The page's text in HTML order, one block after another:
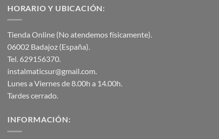
HORARIO Y UBICACIÓN:
Tienda Online (No atendemos físicamente).
06002 Badajoz (España).
Tel. 629156370.
instalmaticsur@gmail.com.
Lunes a Viernes de 8.00h a 14.00h.
Tardes cerrado.
INFORMACIÓN: